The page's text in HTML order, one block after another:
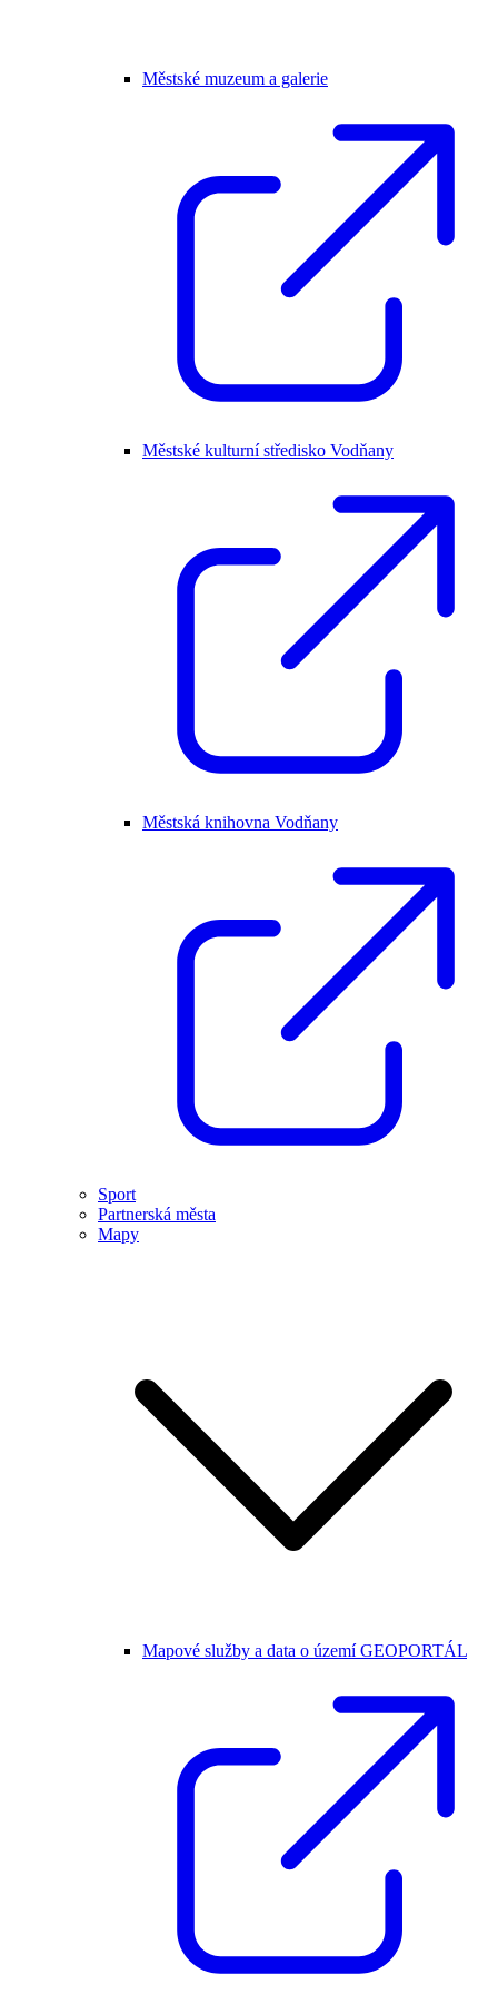
Městské muzeum a galerie
Městské kulturní středisko Vodňany
Městská knihovna Vodňany
Sport
Partnerská města
Mapy
Mapové služby a data o území GEOPORTÁL